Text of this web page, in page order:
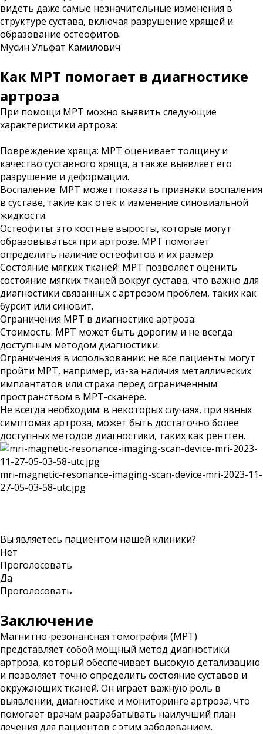
видеть даже самые незначительные изменения в
структуре сустава, включая разрушение хрящей и
образование остеофитов.
Мусин Ульфат Камилович
Как МРТ помогает в диагностике
артроза
При помощи МРТ можно выявить следующие
характеристики артроза:
Повреждение хряща: МРТ оценивает толщину и
качество суставного хряща, а также выявляет его
разрушение и деформации.
Воспаление: МРТ может показать признаки воспаления
в суставе, такие как отек и изменение синовиальной
жидкости.
Остеофиты: это костные выросты, которые могут
образовываться при артрозе. МРТ помогает
определить наличие остеофитов и их размер.
Состояние мягких тканей: МРТ позволяет оценить
состояние мягких тканей вокруг сустава, что важно для
диагностики связанных с артрозом проблем, таких как
бурсит или синовит.
Ограничения МРТ в диагностике артроза:
Стоимость: МРТ может быть дорогим и не всегда
доступным методом диагностики.
Ограничения в использовании: не все пациенты могут
пройти МРТ, например, из-за наличия металлических
имплантатов или страха перед ограниченным
пространством в МРТ-сканере.
Не всегда необходим: в некоторых случаях, при явных
симптомах артроза, может быть достаточно более
доступных методов диагностики, таких как рентген.
mri-magnetic-resonance-imaging-scan-device-mri-2023-11-
27-05-03-58-utc.jpg
Вы являетесь пациентом нашей клиники?
Нет
Проголосовать
Да
Проголосовать
Заключение
Магнитно-резонансная томография (МРТ)
представляет собой мощный метод диагностики
артроза, который обеспечивает высокую детализацию
и позволяет точно определить состояние суставов и
окружающих тканей. Он играет важную роль в
выявлении, диагностике и мониторинге артроза, что
помогает врачам разрабатывать наилучший план
лечения для пациентов с этим заболеванием.